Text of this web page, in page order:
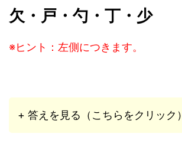
欠・戸・勺・丁・少
※ヒント：左側につきます。
+ 答えを見る（こちらをクリック）